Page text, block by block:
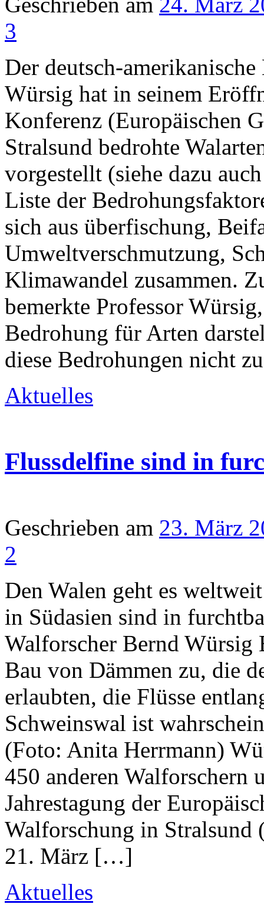
3
Der deutsch-
Würsig hat in seinem
Konferenz (Europäischen
Stralsund bedrohte
vorgestellt (siehe dazu
Liste der
sich aus überfischung,
Umweltverschmutzung,
Klimawandel zusammen.
bemerkte Professor
Bedrohung für Arten
diese Bedrohungen nicht
Aktuelles
Flussdelfine sind in
Geschrieben am 23. März
2
Den Walen geht es
in Südasien sind in
Walforscher Bernd Würsig
Bau von Dämmen zu, die
erlaubten, die Flüsse
Schweinswal ist
(Foto: Anita Herrmann)
450 anderen Walforschern
Jahrestagung der
Walforschung in
21. März […]
Aktuelles